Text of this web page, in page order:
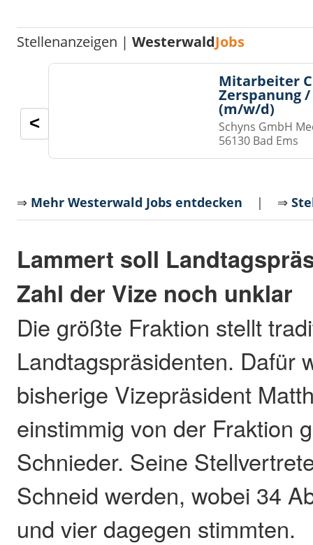
Stellenanzeigen |WesterwaldJobs
Mitarbeiter
Zerspanung
(m/w/d)
Schyns GmbH
56130 Bad Ems
<
⇒ Mehr Westerwald Jobs entdecken | ⇒
Lammert soll
Zahl der Vize noch unklar
Die größte Fraktion stellt
Landtagspräsidenten. Dafür
bisherige Vizepräsident
einstimmig von der Fraktion
Schnieder. Seine
Schneid werden, wobei 34
und vier dagegen stimmten.